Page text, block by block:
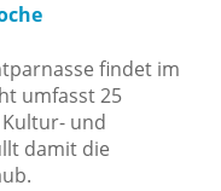
findet im
umfasst 25
und
damit die